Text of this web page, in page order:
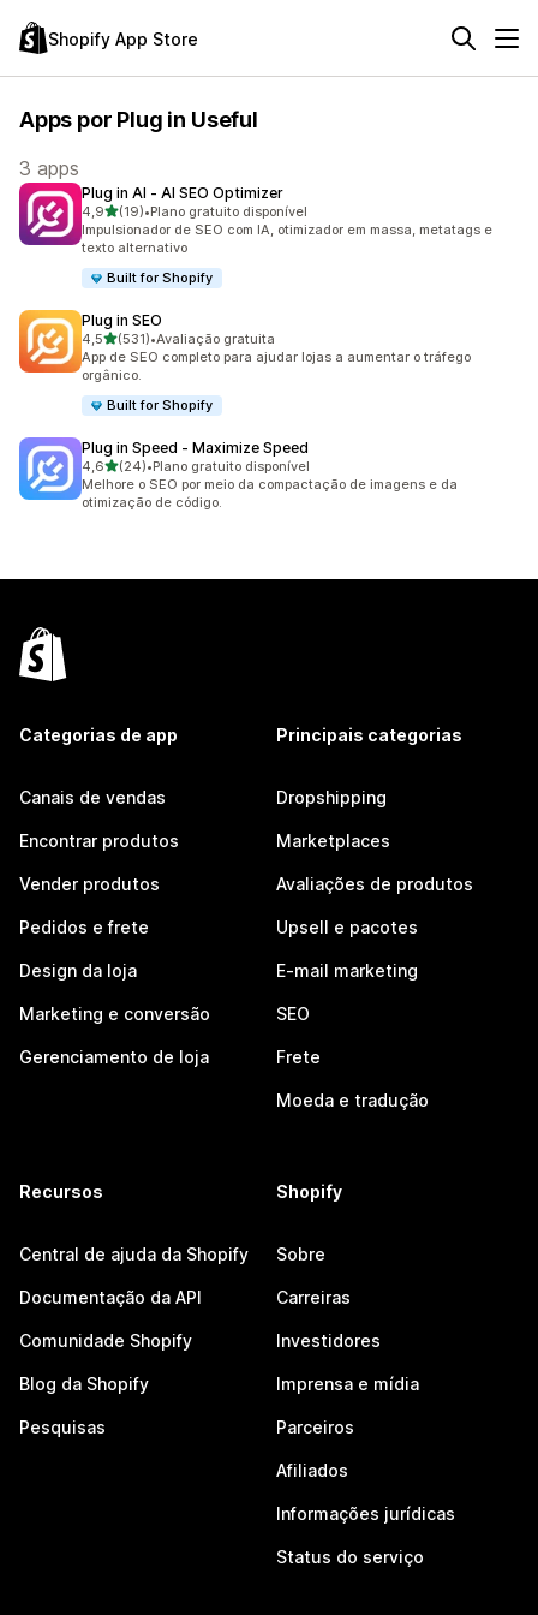
Shopify App Store
Apps por Plug in Useful
3 apps
Plug in AI ‑ AI SEO Optimizer
4,9de 5 estrelas
(19)
19 avaliações ao todo
•Plano gratuito disponível
Impulsionador de SEO com IA, otimizador em massa, metatags e
texto alternativo
Built for Shopify
Plug in SEO
4,5de 5 estrelas
(531)
531 avaliações ao todo
•Avaliação gratuita
App de SEO completo para ajudar lojas a aumentar o tráfego
orgânico.
Built for Shopify
Plug in Speed ‑ Maximize Speed
4,6de 5 estrelas
(24)
24 avaliações ao todo
•Plano gratuito disponível
Melhore o SEO por meio da compactação de imagens e da
otimização de código.
Categorias de app
Canais de vendas
Encontrar produtos
Vender produtos
Pedidos e frete
Design da loja
Marketing e conversão
Gerenciamento de loja
Principais categorias
Dropshipping
Marketplaces
Avaliações de produtos
Upsell e pacotes
E-mail marketing
SEO
Frete
Moeda e tradução
Recursos
Central de ajuda da Shopify
Documentação da API
Comunidade Shopify
Blog da Shopify
Pesquisas
Shopify
Sobre
Carreiras
Investidores
Imprensa e mídia
Parceiros
Afiliados
Informações jurídicas
Status do serviço